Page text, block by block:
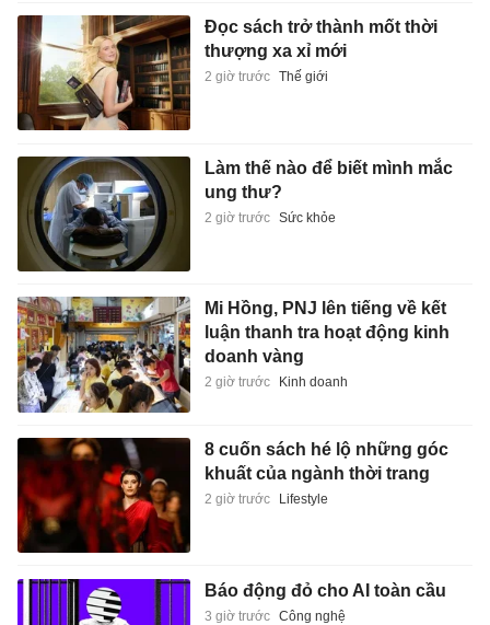
Đọc sách trở thành mốt thời
thượng xa xỉ mới
2 giờ trước Thế giới
Làm thế nào để biết mình mắc
ung thư?
2 giờ trước Sức khỏe
Mi Hồng, PNJ lên tiếng về kết
luận thanh tra hoạt động kinh
doanh vàng
2 giờ trước Kinh doanh
8 cuốn sách hé lộ những góc
khuất của ngành thời trang
2 giờ trước Lifestyle
Báo động đỏ cho AI toàn cầu
3 giờ trước Công nghệ